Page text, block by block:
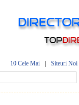
10 Cele Mai Siteuri Noi